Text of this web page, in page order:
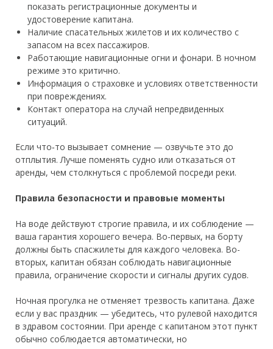
показать регистрационные документы и
удостоверение капитана.
Наличие спасательных жилетов и их количество с
запасом на всех пассажиров.
Работающие навигационные огни и фонари. В ночном
режиме это критично.
Информация о страховке и условиях ответственности
при повреждениях.
Контакт оператора на случай непредвиденных
ситуаций.
Если что‑то вызывает сомнение — озвучьте это до
отплытия. Лучше поменять судно или отказаться от
аренды, чем столкнуться с проблемой посреди реки.
Правила безопасности и правовые моменты
На воде действуют строгие правила, и их соблюдение —
ваша гарантия хорошего вечера. Во-первых, на борту
должны быть спасжилеты для каждого человека. Во-
вторых, капитан обязан соблюдать навигационные
правила, ограничение скорости и сигналы других судов.
Ночная прогулка не отменяет трезвость капитана. Даже
если у вас праздник — убедитесь, что рулевой находится
в здравом состоянии. При аренде с капитаном этот пункт
обычно соблюдается автоматически, но